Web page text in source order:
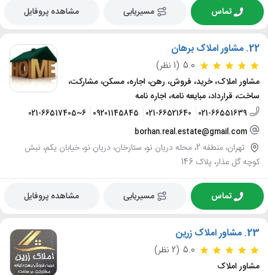
تماس مسیریابی مشاهده پروفایل
22. مشاور املاک برهان
5.0 (1 نظر)
مشاور املاک، خرید، فروش، رهن، اجاره، مسکن، مشارکت،
ساخت، قرارداد، مبایعه نامه، اجاره نامه
021-66551639
021-66521640
09201145845
021-66517405~6
borhan.real.estate@gmail.com
تهران، منطقه 2، محله دریان نو، ستارخان، دریان نو، خیابان یکم، نبش
کوچه گل عذار، پلاک 146
تماس مسیریابی مشاهده پروفایل
23. مشاور املاک زرین
5.0 (2 نظر)
مشاور املاک